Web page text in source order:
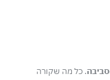
. כל מה שקורה